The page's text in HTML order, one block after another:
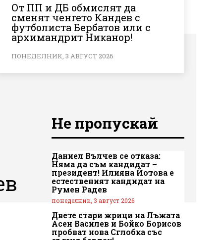
От ПП и ДБ обмислят да
сменят ченгето Кандев с
футболиста Бербатов или с
архимандрит Никанор!
ПОНЕДЕЛНИК, 3 АВГУСТ 2026
Не пропускай
Даниел Вълчев се отказа:
Няма да съм кандидат –
президент! Илияна Йотова е
естественият кандидат на
Румен Радев
понеделник, 3 август 2026
Двете стари жрици на Лъжата
Асен Василев и Бойко Борисов
пробват нова Сглобка със